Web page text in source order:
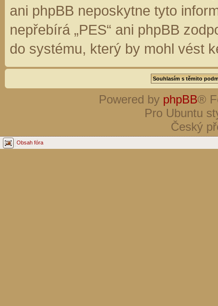
ani phpBB neposkytne tyto
nepřebírá „PES“ ani phpBB
do systému, který by mohl vést
Powered by phpBB®
Pro Ubuntu
Český
Obsah fóra